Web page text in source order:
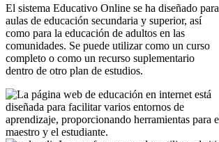
El sistema Educativo Online se ha diseñado para
aulas de educación secundaria y superior, así
como para la educación de adultos en las
comunidades. Se puede utilizar como un curso
completo o como un recurso suplementario
dentro de otro plan de estudios.